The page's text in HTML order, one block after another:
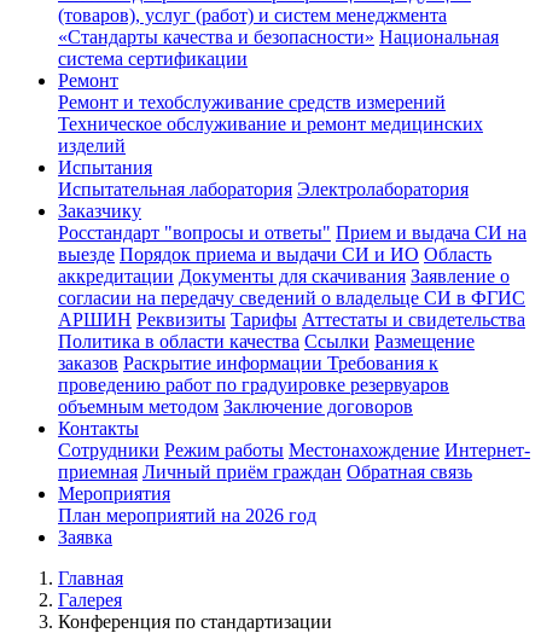
(товаров), услуг (работ) и систем менеджмента
«Стандарты качества и безопасности» Национальная
система сертификации
Ремонт
Ремонт и техобслуживание средств измерений
Техническое обслуживание и ремонт медицинских
изделий
Испытания
Испытательная лаборатория Электролаборатория
Заказчику
Росстандарт "вопросы и ответы" Прием и выдача СИ на
выезде Порядок приема и выдачи СИ и ИО Область
аккредитации Документы для скачивания Заявление о
согласии на передачу сведений о владельце СИ в ФГИС
АРШИН Реквизиты Тарифы Аттестаты и свидетельства
Политика в области качества Ссылки Размещение
заказов Раскрытие информации Требования к
проведению работ по градуировке резервуаров
объемным методом Заключение договоров
Контакты
Сотрудники Режим работы Местонахождение Интернет-
приемная Личный приём граждан Обратная связь
Мероприятия
План мероприятий на 2026 год
Заявка
Главная
Галерея
Конференция по стандартизации